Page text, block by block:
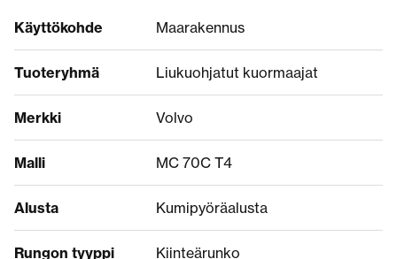
Käyttökohde Maarakennus
Tuoteryhmä Liukuohjatut kuormaajat
Merkki Volvo
Malli MC 70C T4
Alusta Kumipyöräalusta
Rungon tyyppi Kiinteärunko